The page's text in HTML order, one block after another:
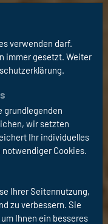
verwenden darf.
immer gesetzt. Weiter
grundlegenden
wir setzten
Ihr individuelles
Cookies.
Ihrer Seitennutzung,
zu verbessern. Sie
Ihnen ein besseres